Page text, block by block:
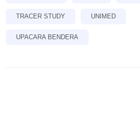
TRACER STUDY UNIMED
UPACARA BENDERA